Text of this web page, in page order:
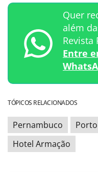
Quer
além
Revista
Entre
TÓPICOS RELACIONADOS
Pernambuco
Hotel Armação